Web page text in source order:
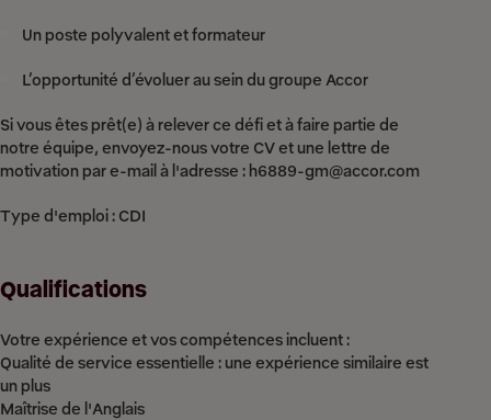
Un poste polyvalent et formateur
L’opportunité d’évoluer au sein du groupe Accor
Si vous êtes prêt(e) à relever ce défi et à faire partie de
notre équipe, envoyez-nous votre CV et une lettre de
motivation par e-mail à l'adresse : h6889-gm@accor.com
Type d'emploi : CDI
Qualifications
Votre expérience et vos compétences incluent :
Qualité de service essentielle : une expérience similaire est
un plus
Maîtrise de l'Anglais